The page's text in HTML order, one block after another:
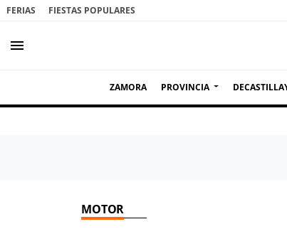
FERIAS FIESTAS POPULARES
menu
ZAMORA PROVINCIA
MOTOR